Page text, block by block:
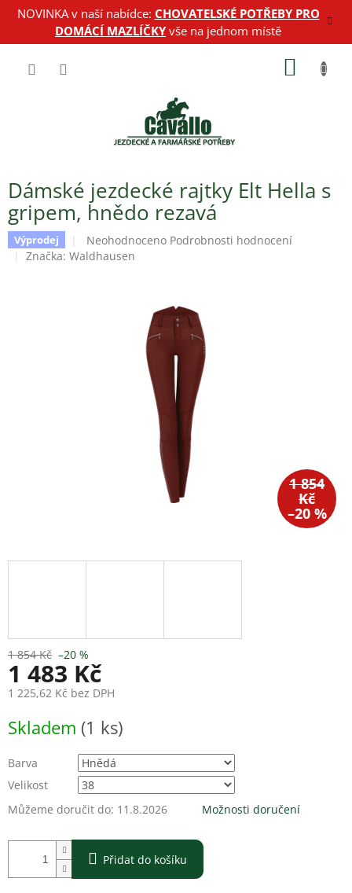
PřejítNOVINKA v naší nabídce: CHOVATELSKÉ POTŘEBY PRO
DOMÁCÍ MAZLÍČKYvše na jednom místě
Dámské jezdecké rajtky Elt Hella s
gripem, hnědo rezavá
Výprodej
Průměrné
hodnocení
Neohodnoceno Podrobnosti hodnocení
Značka: Waldhausen
1 854
Kč
–20 %
1 854 Kč –20 %
1 483 Kč
1 225,62 Kč bez DPH
cena:
Skladem (1 ks)
Barva
Velikost
Můžeme doručit do: 11.8.2026 Možnosti doručení
Přidat do košíku